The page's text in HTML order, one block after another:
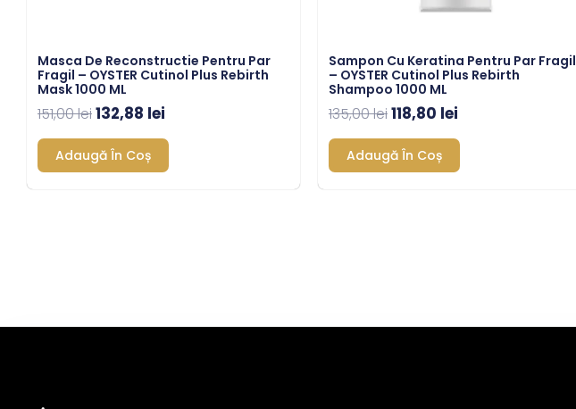
Masca De Reconstructie Pentru Par
Fragil – OYSTER Cutinol Plus Rebirth
Mask 1000 ML
151,00lei132,88 lei
Adaugă În Coș
Sampon Cu Keratina Pentru Par Fragil
– OYSTER Cutinol Plus Rebirth
Shampoo 1000 ML
135,00lei118,80 lei
Adaugă În Coș